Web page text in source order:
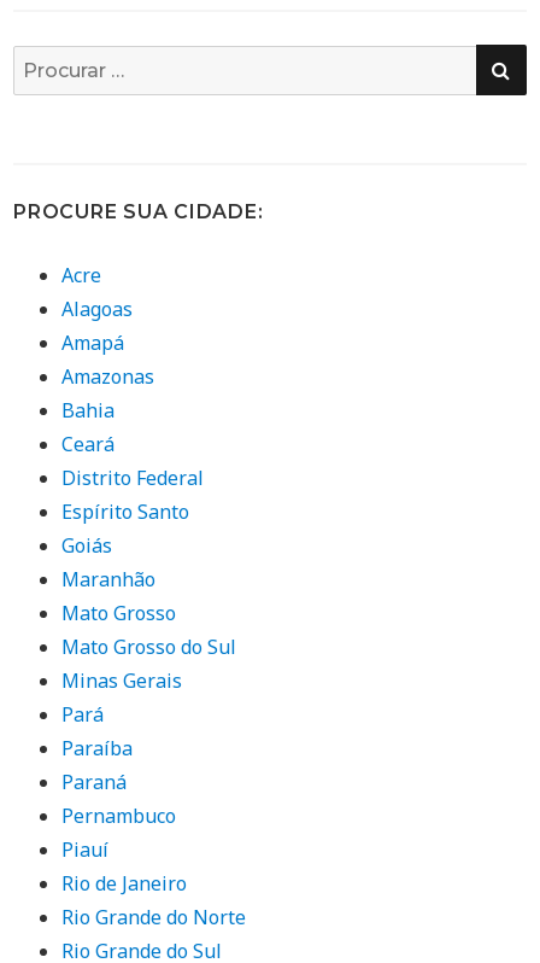
Busca
por:
PROCURE SUA CIDADE:
Acre
Alagoas
Amapá
Amazonas
Bahia
Ceará
Distrito Federal
Espírito Santo
Goiás
Maranhão
Mato Grosso
Mato Grosso do Sul
Minas Gerais
Pará
Paraíba
Paraná
Pernambuco
Piauí
Rio de Janeiro
Rio Grande do Norte
Rio Grande do Sul